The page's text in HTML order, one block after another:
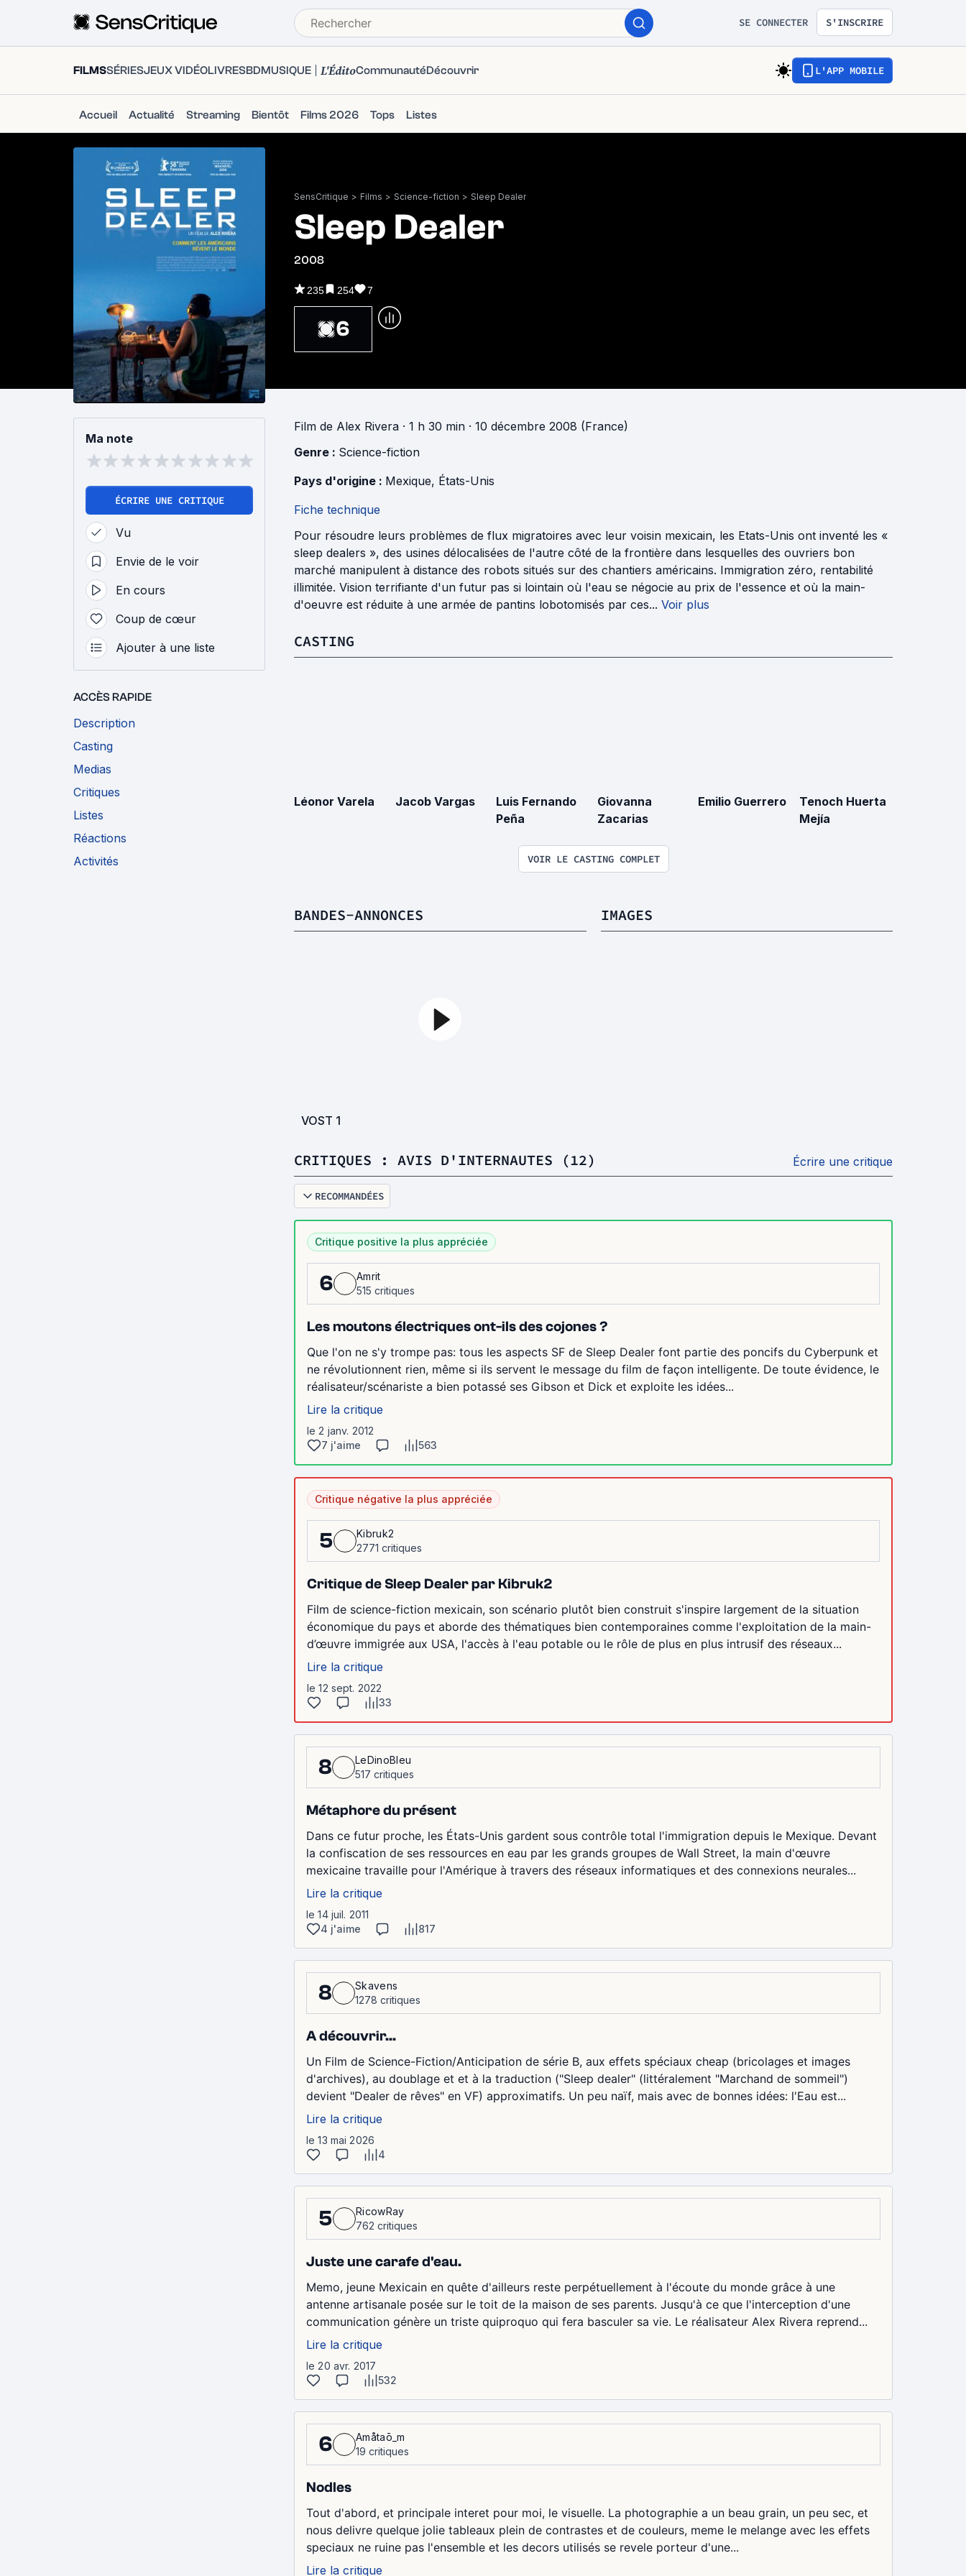
SE CONNECTER S'INSCRIRE
FILMSSÉRIESJEUX VIDÉOLIVRESBDMUSIQUE L'ÉditoCommunautéDécouvrir L'APP MOBILE
Accueil Actualité Streaming Bientôt Films 2026 Tops Listes
SensCritique > Films > Science-fiction > Sleep Dealer
Sleep Dealer
2008
235 254 7
6
Ma note
ÉCRIRE UNE CRITIQUE
Vu
Envie de le voir
En cours
Coup de cœur
Ajouter à une liste
ACCÈS RAPIDE
Description
Casting
Medias
Critiques
Listes
Réactions
Activités
Film de Alex Rivera · 1 h 30 min · 10 décembre 2008 (France)
Genre : Science-fiction
Pays d'origine : Mexique, États-Unis
Fiche technique
Pour résoudre leurs problèmes de flux migratoires avec leur voisin mexicain, les Etats-Unis ont inventé les «
sleep dealers », des usines délocalisées de l'autre côté de la frontière dans lesquelles des ouvriers bon
marché manipulent à distance des robots situés sur des chantiers américains. Immigration zéro, rentabilité
illimitée. Vision terrifiante d'un futur pas si lointain où l'eau se négocie au prix de l'essence et où la main-
d'oeuvre est réduite à une armée de pantins lobotomisés par ces... Voir plus
CASTING
Léonor Varela Jacob Vargas
Luis Fernando
Peña
Giovanna
Zacarias
Emilio Guerrero
Tenoch Huerta
Mejía
VOIR LE CASTING COMPLET
BANDES-ANNONCES
VOST 1
IMAGES
CRITIQUES : AVIS D'INTERNAUTES (12) Écrire une critique
RECOMMANDÉES
Critique positive la plus appréciée
6
Amrit
515 critiques
Les moutons électriques ont-ils des cojones ?
Que l'on ne s'y trompe pas: tous les aspects SF de Sleep Dealer font partie des poncifs du Cyberpunk et
ne révolutionnent rien, même si ils servent le message du film de façon intelligente. De toute évidence, le
réalisateur/scénariste a bien potassé ses Gibson et Dick et exploite les idées...
Lire la critique
le 2 janv. 2012
7 j'aime
563
Critique négative la plus appréciée
5
Kibruk2
2771 critiques
Critique de Sleep Dealer par Kibruk2
Film de science-fiction mexicain, son scénario plutôt bien construit s'inspire largement de la situation
économique du pays et aborde des thématiques bien contemporaines comme l'exploitation de la main-
d’œuvre immigrée aux USA, l'accès à l'eau potable ou le rôle de plus en plus intrusif des réseaux...
Lire la critique
le 12 sept. 2022
33
8
LeDinoBleu
517 critiques
Métaphore du présent
Dans ce futur proche, les États-Unis gardent sous contrôle total l'immigration depuis le Mexique. Devant
la confiscation de ses ressources en eau par les grands groupes de Wall Street, la main d'œuvre
mexicaine travaille pour l'Amérique à travers des réseaux informatiques et des connexions neurales...
Lire la critique
le 14 juil. 2011
4 j'aime
817
8
Skavens
1278 critiques
A découvrir...
Un Film de Science-Fiction/Anticipation de série B, aux effets spéciaux cheap (bricolages et images
d'archives), au doublage et et à la traduction ("Sleep dealer" (littéralement "Marchand de sommeil")
devient "Dealer de rêves" en VF) approximatifs. Un peu naïf, mais avec de bonnes idées: l'Eau est...
Lire la critique
le 13 mai 2026
4
5
RicowRay
762 critiques
Juste une carafe d'eau.
Memo, jeune Mexicain en quête d'ailleurs reste perpétuellement à l'écoute du monde grâce à une
antenne artisanale posée sur le toit de la maison de ses parents. Jusqu'à ce que l'interception d'une
communication génère un triste quiproquo qui fera basculer sa vie. Le réalisateur Alex Rivera reprend...
Lire la critique
le 20 avr. 2017
532
6
Amåtaō_m
19 critiques
Nodles
Tout d'abord, et principale interet pour moi, le visuelle. La photographie a un beau grain, un peu sec, et
nous delivre quelque jolie tableaux plein de contrastes et de couleurs, meme le melange avec les effets
speciaux ne ruine pas l'ensemble et les decors utilisés se revele porteur d'une...
Lire la critique